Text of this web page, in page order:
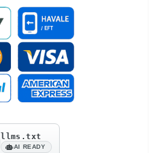
llms.txt
AI READY